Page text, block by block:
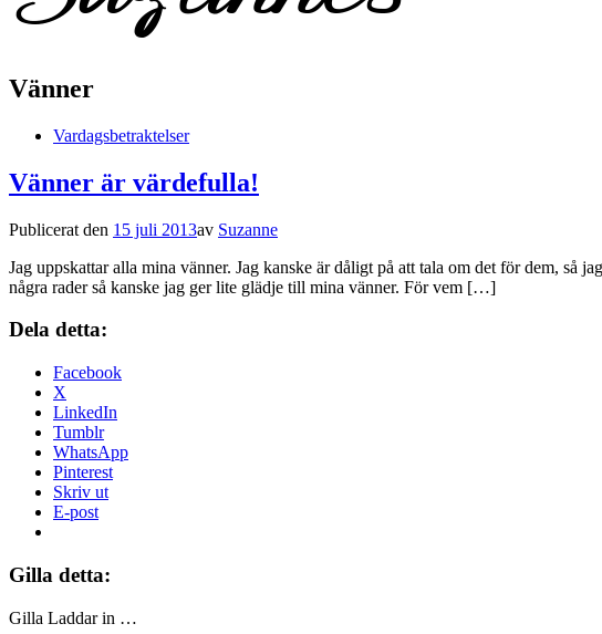
Vänner
Vardagsbetraktelser
Vänner är värdefulla!
Publicerat den 15 juli 2013av Suzanne
Jag uppskattar alla mina vänner. Jag kanske är dåligt på att tala om det för dem, så
några rader så kanske jag ger lite glädje till mina vänner. För vem […]
Dela detta:
Facebook
X
LinkedIn
Tumblr
WhatsApp
Pinterest
Skriv ut
E-post
Gilla detta:
Gilla Laddar in …